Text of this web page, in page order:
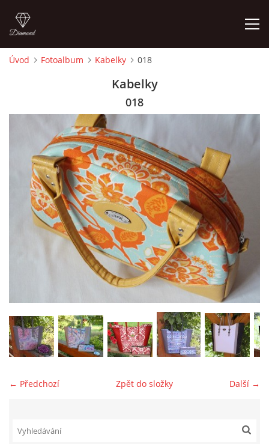
CEDULKY
MOJE POSLEDNÍ PRÁCE
jk-laguna@seznam.cz
© 2025 eStránky.cz
Úvod Fotoalbum Kabelky 018
Kabelky
018
← Předchozí Další →
Zpět do složky